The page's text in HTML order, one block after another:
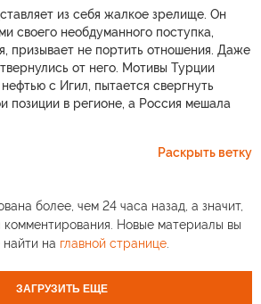
из себя жалкое зрелище. Он
своего необдуманного поступка,
призывает не портить отношения. Даже
от него. Мотивы Турции
с Игил, пытается свергнуть
позиции в регионе, а Россия мешала
Раскрыть ветку
более, чем 24 часа назад, а значит,
комментирования. Новые материалы вы
на главной странице.
ЗАГРУЗИТЬ ЕЩЕ